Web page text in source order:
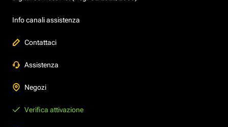
Info canali assistenza
Contattaci
Assistenza
Negozi
Verifica attivazione